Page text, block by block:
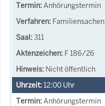
Anhörungstermin
Familiensachen
311
F 186/26
Nicht öffentlich
12:00 Uhr
Anhörungstermin